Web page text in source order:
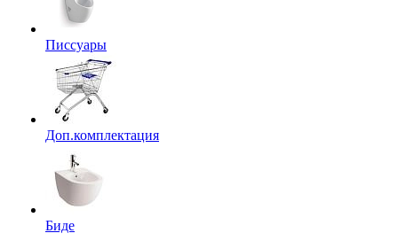
Писсуары
Доп.комплектация
Биде